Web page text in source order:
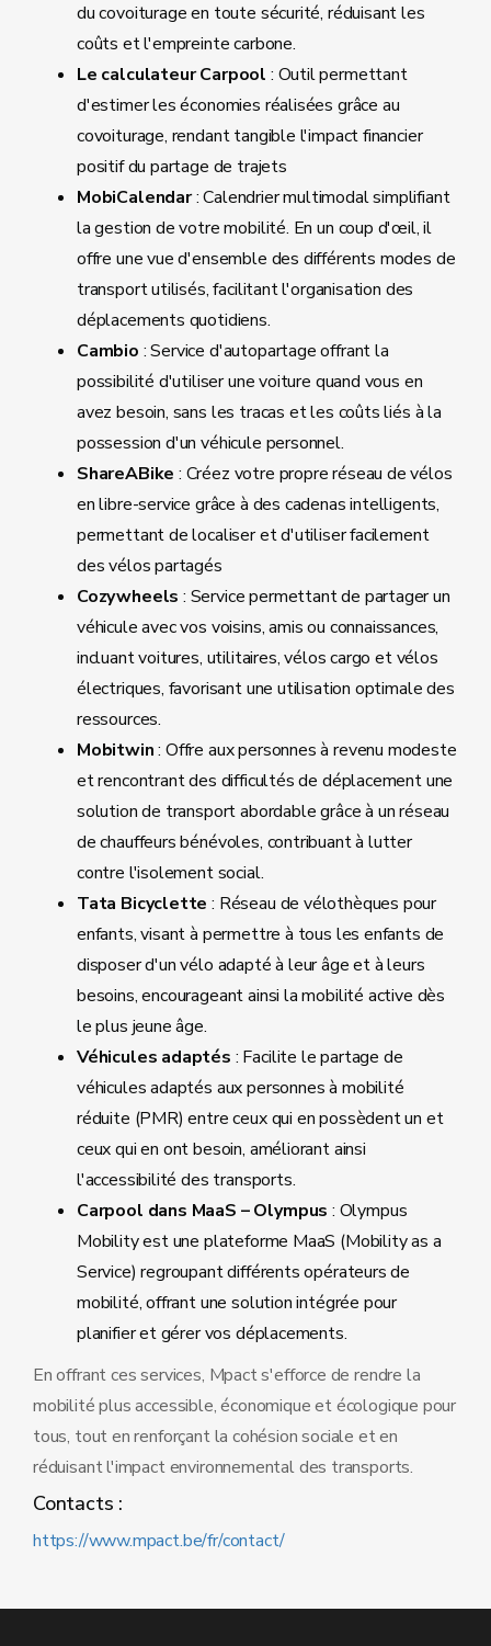
du covoiturage en toute sécurité, réduisant les
coûts et l'empreinte carbone.
Le calculateur Carpool : Outil permettant
d'estimer les économies réalisées grâce au
covoiturage, rendant tangible l'impact financier
positif du partage de trajets
MobiCalendar: Calendrier multimodal simplifiant
la gestion de votre mobilité. En un coup d'œil, il
offre une vue d'ensemble des différents modes de
transport utilisés, facilitant l'organisation des
déplacements quotidiens.
Cambio : Service d'autopartage offrant la
possibilité d'utiliser une voiture quand vous en
avez besoin, sans les tracas et les coûts liés à la
possession d'un véhicule personnel.
ShareABike : Créez votre propre réseau de vélos
en libre-service grâce à des cadenas intelligents,
permettant de localiser et d'utiliser facilement
des vélos partagés
Cozywheels: Service permettant de partager un
véhicule avec vos voisins, amis ou connaissances,
incluant voitures, utilitaires, vélos cargo et vélos
électriques, favorisant une utilisation optimale des
ressources.
Mobitwin: Offre aux personnes à revenu modeste
et rencontrant des difficultés de déplacement une
solution de transport abordable grâce à un réseau
de chauffeurs bénévoles, contribuant à lutter
contre l'isolement social.
Tata Bicyclette : Réseau de vélothèques pour
enfants, visant à permettre à tous les enfants de
disposer d'un vélo adapté à leur âge et à leurs
besoins, encourageant ainsi la mobilité active dès
le plus jeune âge.
Véhicules adaptés : Facilite le partage de
véhicules adaptés aux personnes à mobilité
réduite (PMR) entre ceux qui en possèdent un et
ceux qui en ont besoin, améliorant ainsi
l'accessibilité des transports.
Carpool dans MaaS – Olympus : Olympus
Mobility est une plateforme MaaS (Mobility as a
Service) regroupant différents opérateurs de
mobilité, offrant une solution intégrée pour
planifier et gérer vos déplacements.
En offrant ces services, Mpact s'efforce de rendre la
mobilité plus accessible, économique et écologique pour
tous, tout en renforçant la cohésion sociale et en
réduisant l'impact environnemental des transports.
Contacts :
https://www.mpact.be/fr/contact/